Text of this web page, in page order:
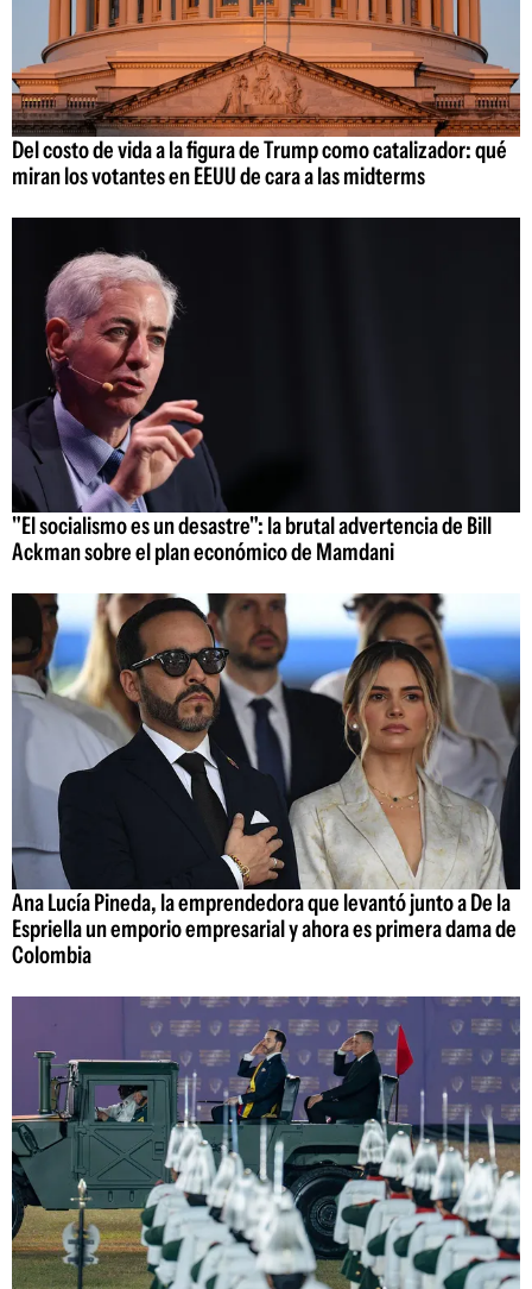
Del costo de vida a la figura de Trump como catalizador: qué
miran los votantes en EEUU de cara a las midterms
"El socialismo es un desastre": la brutal advertencia de Bill
Ackman sobre el plan económico de Mamdani
Ana Lucía Pineda, la emprendedora que levantó junto a De la
Espriella un emporio empresarial y ahora es primera dama de
Colombia